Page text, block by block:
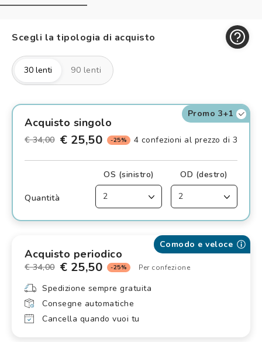
Controllo visivo
Carta fedeltà
Logout
Scegli la tipologia di acquisto
30 lenti 90 lenti
Acquisto singolo
€ 34,00 € 25,50 -25% 4 confezioni al prezzo di 3
Promo 3+1
Quantità
OS (sinistro) OD (destro)
Acquisto periodico
Comodo e veloce
€ 34,00 € 25,50 -25% Per confezione
Spedizione sempre gratuita
Consegne automatiche
Cancella quando vuoi tu